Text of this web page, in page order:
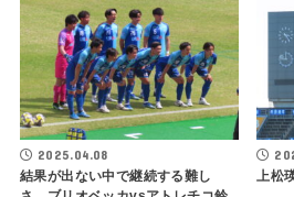
2025.04.08
結果が出ない中で継続する難し
上松